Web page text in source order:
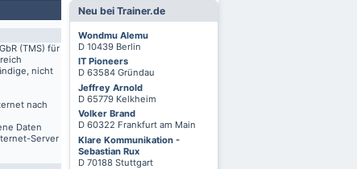
Neu bei Trainer.de
Wondmu Alemu
D 10439 Berlin
IT Pioneers
D 63584 Gründau
Jeffrey Arnold
D 65779 Kelkheim
Volker Brand
D 60322 Frankfurt am Main
Klare Kommunikation -
Sebastian Rux
D 70188 Stuttgart
(TMS) für
nicht
nach
Daten
Server